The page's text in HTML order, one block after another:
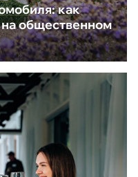
как
общественном